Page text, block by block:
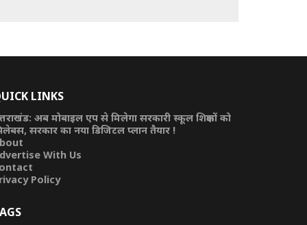
LINKS
अब मोबाइल एप से मिलेगा सरकारी स्कूल शिक्षकों को
सरकार का नया डिजिटल प्लान तैयार !
With Us
Policy